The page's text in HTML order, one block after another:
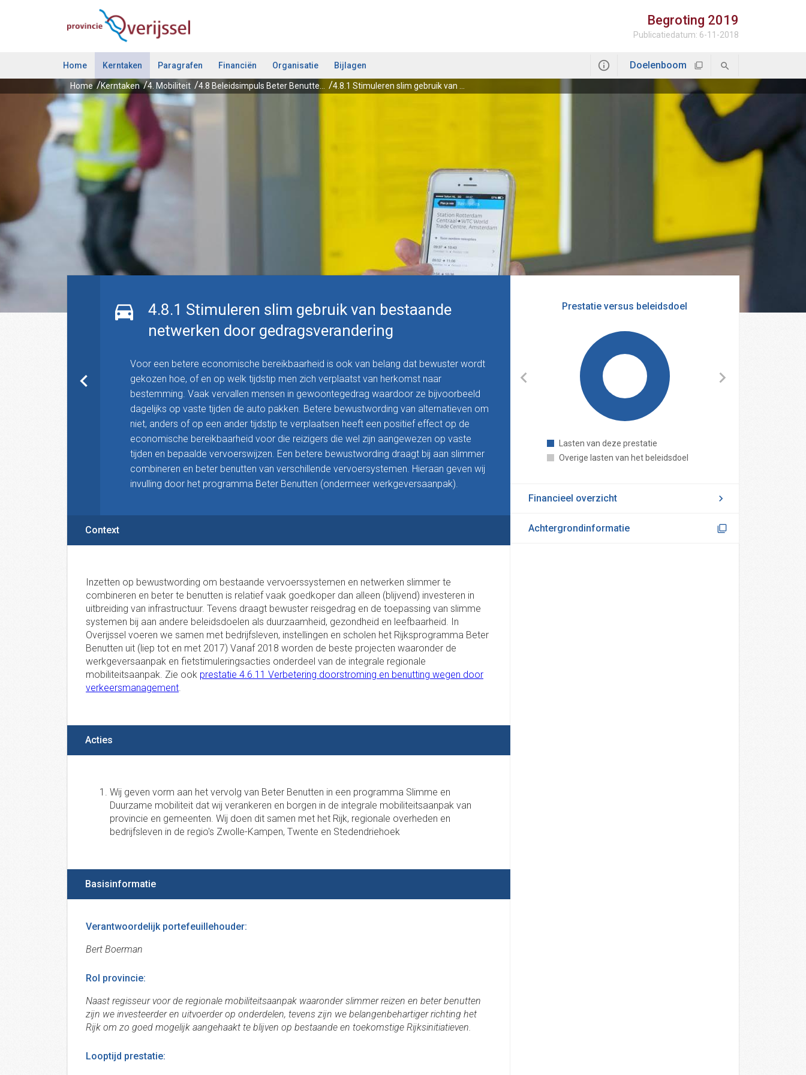
Ga naar de inhoud van deze pagina.
Begroting 2019
Publicatiedatum: 6-11-2018
Home Kerntaken Paragrafen Financiën Organisatie Bijlagen Doelenboom
Home Kerntaken 4. Mobiliteit
4.8.1 Stimuleren slim gebruik van bestaande
netwerken door gedragsverandering
Voor een betere economische bereikbaarheid is ook van belang dat bewuster wordt
gekozen hoe, of en op welk tijdstip men zich verplaatst van herkomst naar
bestemming. Vaak vervallen mensen in gewoontegedrag waardoor ze bijvoorbeeld
dagelijks op vaste tijden de auto pakken. Betere bewustwording van alternatieven om
niet, anders of op een ander tijdstip te verplaatsen heeft een positief effect op de
economische bereikbaarheid voor die reizigers die wel zijn aangewezen op vaste
tijden en bepaalde vervoerswijzen. Een betere bewustwording draagt bij aan slimmer
combineren en beter benutten van verschillende vervoersystemen. Hieraan geven wij
invulling door het programma Beter Benutten (ondermeer werkgeversaanpak).
Context
Inzetten op bewustwording om bestaande vervoerssystemen en netwerken slimmer te
combineren en beter te benutten is relatief vaak goedkoper dan alleen (blijvend) investeren in
uitbreiding van infrastructuur. Tevens draagt bewuster reisgedrag en de toepassing van slimme
systemen bij aan andere beleidsdoelen als duurzaamheid, gezondheid en leefbaarheid. In
Overijssel voeren we samen met bedrijfsleven, instellingen en scholen het Rijksprogramma Beter
Benutten uit (liep tot en met 2017) Vanaf 2018 worden de beste projecten waaronder de
werkgeversaanpak en fietstimuleringsacties onderdeel van de integrale regionale
mobiliteitsaanpak. Zie ook prestatie 4.6.11 Verbetering doorstroming en benutting wegen door
verkeersmanagement.
Acties
Wij geven vorm aan het vervolg van Beter Benutten in een programma Slimme en
Duurzame mobiliteit dat wij verankeren en borgen in de integrale mobiliteitsaanpak van
provincie en gemeenten. Wij doen dit samen met het Rijk, regionale overheden en
bedrijfsleven in de regio's Zwolle-Kampen, Twente en Stedendriehoek
Basisinformatie
Verantwoordelijk portefeuillehouder:
Bert Boerman
Rol provincie:
Naast regisseur voor de regionale mobiliteitsaanpak waaronder slimmer reizen en beter benutten
zijn we investeerder en uitvoerder op onderdelen, tevens zijn we belangenbehartiger richting het
Rijk om zo goed mogelijk aangehaakt te blijven op bestaande en toekomstige Rijksinitiatieven.
Looptijd prestatie:
Prestatie versus beleidsdoel
Lasten van deze prestatie
Overige lasten van het beleidsdoel
Financieel overzicht
Achtergrondinformatie